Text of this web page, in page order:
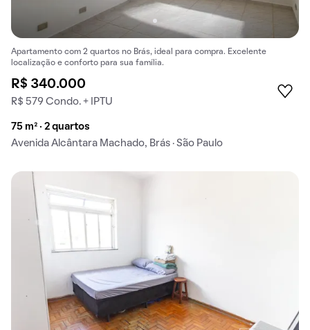
Apartamento com 2 quartos no Brás, ideal para compra. Excelente
localização e conforto para sua família.
R$ 340.000
R$ 579 Condo. + IPTU
75 m² · 2 quartos
Avenida Alcântara Machado, Brás · São Paulo